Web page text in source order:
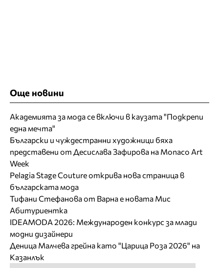
Още новини
Академията за мода се включи в каузата "Подкрепи
една мечта"
Български и чуждестранни художници бяха
представени от Десислава Зафирова на Monaco Art
Week
Pelagia Stage Couture открива нова страница в
българската мода
Тифани Стефанова от Варна е новата Мис
Абитуриентка
IDEAMODA 2026: Международен конкурс за млади
модни дизайнери
Деница Малчева грейна като "Царица Роза 2026" на
Казанлък